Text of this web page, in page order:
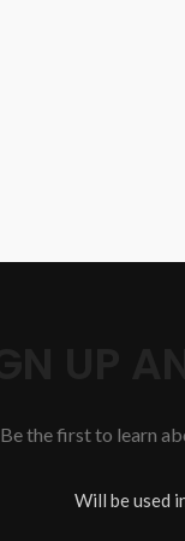
Be the first to learn
Will be used